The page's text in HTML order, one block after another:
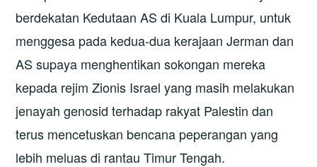
berdekatan Kedutaan AS di Kuala Lumpur, untuk
menggesa pada kedua-dua kerajaan Jerman dan
AS supaya menghentikan sokongan mereka
kepada rejim Zionis Israel yang masih melakukan
jenayah genosid terhadap rakyat Palestin dan
terus mencetuskan bencana peperangan yang
lebih meluas di rantau Timur Tengah.